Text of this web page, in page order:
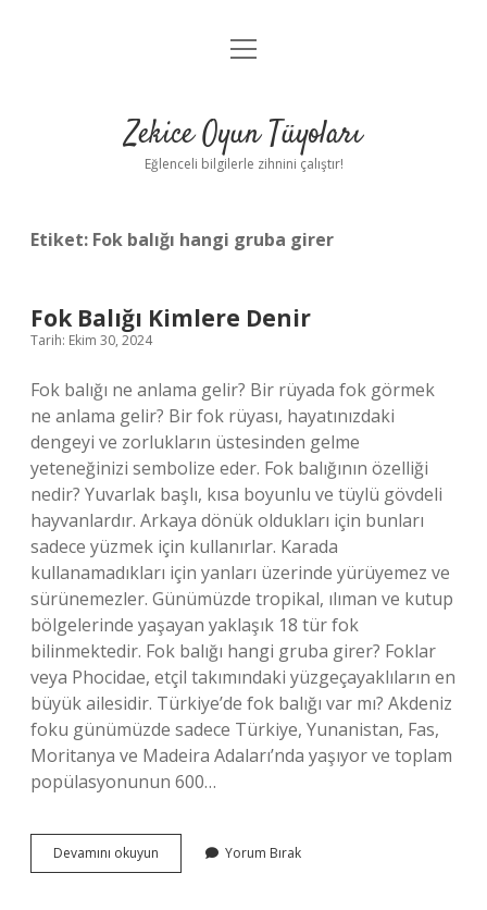
Anasayfa
Yasal Uyarı
menüyü
Zekice Oyun Tüyoları
Eğlenceli bilgilerle zihnini çalıştır!
Etiket: Fok balığı hangi gruba girer
Fok Balığı Kimlere Denir
Tarih: Ekim 30, 2024
Fok balığı ne anlama gelir? Bir rüyada fok görmek
ne anlama gelir? Bir fok rüyası, hayatınızdaki
dengeyi ve zorlukların üstesinden gelme
yeteneğinizi sembolize eder. Fok balığının özelliği
nedir? Yuvarlak başlı, kısa boyunlu ve tüylü gövdeli
hayvanlardır. Arkaya dönük oldukları için bunları
sadece yüzmek için kullanırlar. Karada
kullanamadıkları için yanları üzerinde yürüyemez ve
sürünemezler. Günümüzde tropikal, ılıman ve kutup
bölgelerinde yaşayan yaklaşık 18 tür fok
bilinmektedir. Fok balığı hangi gruba girer? Foklar
veya Phocidae, etçil takımındaki yüzgeçayaklıların en
büyük ailesidir. Türkiye’de fok balığı var mı? Akdeniz
foku günümüzde sadece Türkiye, Yunanistan, Fas,
Moritanya ve Madeira Adaları’nda yaşıyor ve toplam
popülasyonunun 600…
Devamını okuyun
Balığı
Yorum Bırak